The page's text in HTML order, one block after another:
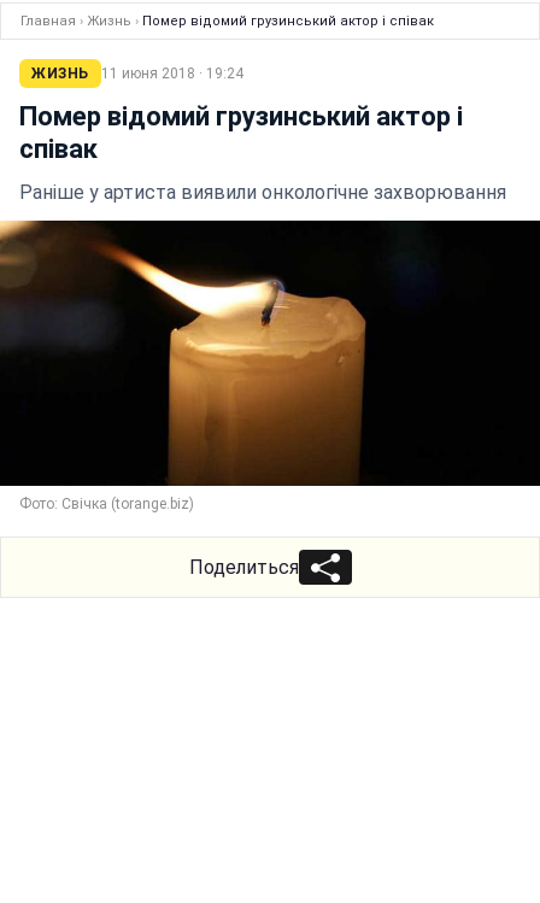
Главная › Жизнь › Помер відомий грузинський актор і співак
ЖИЗНЬ 11 июня 2018 · 19:24
Помер відомий грузинський актор і
співак
Раніше у артиста виявили онкологічне захворювання
Фото: Свічка (torange.biz)
Поделиться